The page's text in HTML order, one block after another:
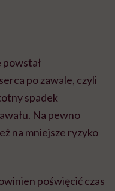
powstał
po zawale, czyli
spadek
Na pewno
na mniejsze ryzyko
poświęcić czas